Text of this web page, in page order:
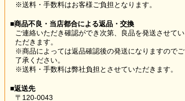
※送料・手数料はお客様ご負担となります。
■商品不良・当店都合による返品・交換
ご連絡いただき確認ができ次第、良品を発送させてい
ただきます。
※商品によっては返品確認後の発送になりますのでご
了承ください。
※送料・手数料は弊社負担とさせていただきます。
■返送先
〒120-0043